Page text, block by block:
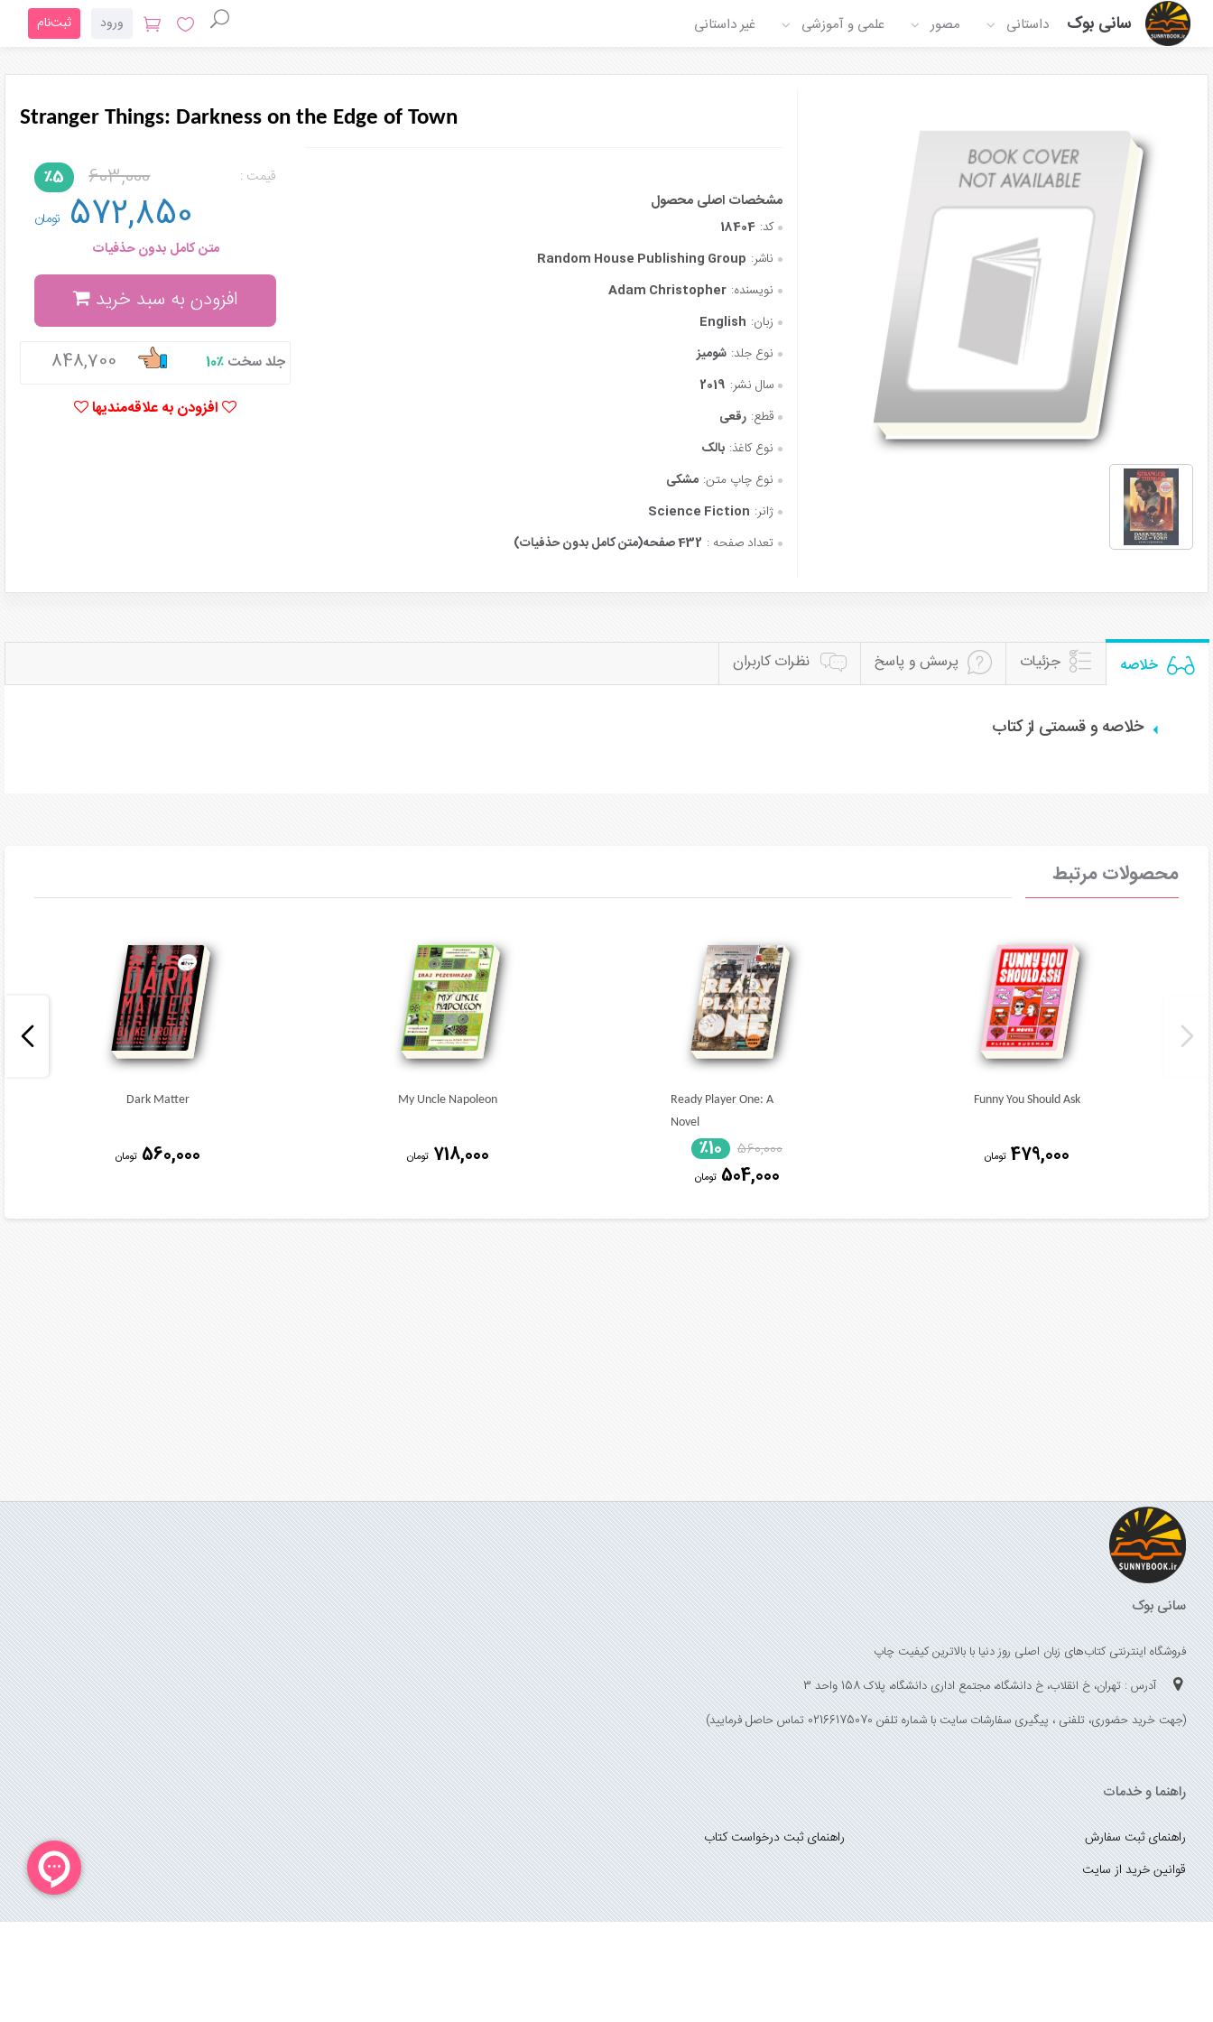
سانی بوک داستانی مصور علمی و آموزشی غیر داستانی ورود ثبت‌نام
Stranger Things: Darkness on the Edge of Town
کد: 18404
ناشر: Random House Publishing Group
نویسنده: Adam Christopher
زبان: English
نوع جلد: شومیز
سال نشر: 2019
قطع: رقعی
نوع کاغذ: بالک
نوع چاپ متن: مشکی
ژانر: Science Fiction
تعداد صفحه : 432 صفحه(متن کامل بدون حذفیات)
قیمت : 603,000 ٪5
572,850 تومان
متن کامل بدون حذفیات
افزودن به سبد خرید
جلد سخت ٪10 848,700
افزودن به علاقه‌مندیها
خلاصه جزئیات پرسش و پاسخ نظرات کاربران
خلاصه و قسمتی از کتاب
محصولات مرتبط
Funny You Should Ask
479,000 تومان
Ready Player One: A
Novel
560,000
٪10
504,000 تومان
My Uncle Napoleon
718,000 تومان
Dark Matter
560,000 تومان
سانی بوک
فروشگاه اینترنتی کتاب‌های زبان اصلی روز دنیا با بالاترین کیفیت چاپ
آدرس : تهران، خ انقلاب، خ دانشگاه، مجتمع اداری دانشگاه، پلاک 158 واحد 3
(جهت خرید حضوری، تلفنی ، پیگیری سفارشات سایت با شماره تلفن 02166175070 تماس حاصل فرمایید)
راهنما و خدمات
راهنمای ثبت سفارش
راهنمای ثبت درخواست کتاب
قوانین خرید از سایت
_